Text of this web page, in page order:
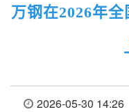
万钢在2026年
2026-05-30 14:26